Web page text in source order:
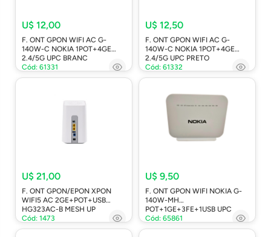
U$ 12,00
F. ONT GPON WIFI AC G-
140W-C NOKIA 1POT+4GE
2.4/5G UPC BRANC
Cód: 61331
U$ 12,50
F. ONT GPON WIFI AC G-
140W-C NOKIA 1POT+4GE
2.4/5G UPC PRETO
Cód: 61332
U$ 21,00
F. ONT GPON/EPON XPON
WIFI5 AC 2GE+POT+USB
HG323AC-B MESH UP
Cód: 1473
U$ 9,50
F. ONT GPON WIFI NOKIA G-
140W-MH
POT+1GE+3FE+1USB UPC
Cód: 65861